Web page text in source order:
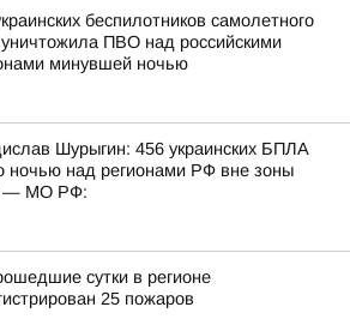
беспилотников самолетного
ПВО над российскими
минувшей ночью
Шурыгин: 456 украинских БПЛА
ночью над регионами РФ вне зоны
МО РФ:
сутки в регионе
25 пожаров